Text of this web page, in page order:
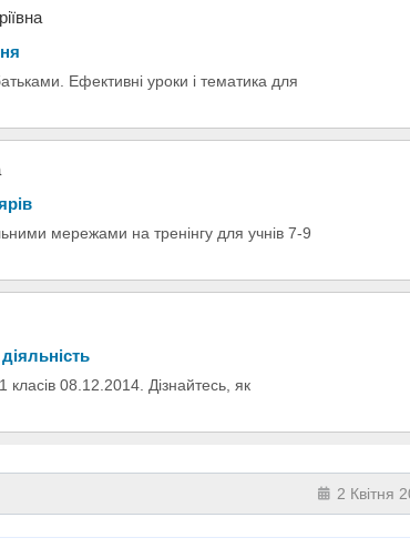
Ефективні уроки і тематика для
мережами на тренінгу для учнів 7-9
08.12.2014. Дізнайтесь, як
2 Квітня